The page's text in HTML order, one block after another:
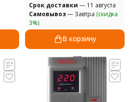
Cрок доставки — 11 августа
Самовывоз— Завтра (скидка
3%)
В корзину